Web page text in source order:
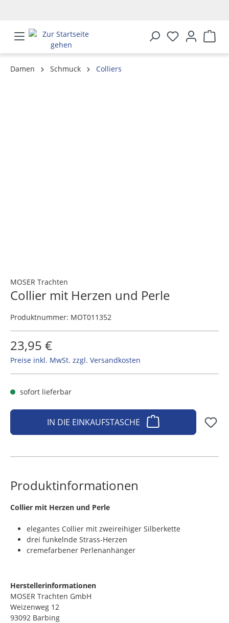
Damen Schmuck
Colliers
MOSER Trachten
Collier mit Herzen und Perle
Produktnummer: MOT011352
23,95 €
Preise inkl. MwSt. zzgl. Versandkosten
sofort lieferbar
IN DIE EINKAUFSTASCHE
Produktinformationen
​Collier mit Herzen und Perle
elegantes Collier mit zweireihiger Silberkette
drei funkelnde Strass-Herzen
cremefarbener Perlenanhänger
Herstellerinformationen
MOSER Trachten GmbH
Weizenweg 12
93092 Barbing